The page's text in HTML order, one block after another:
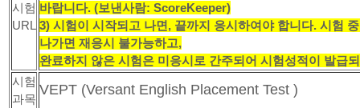
시험
URL
바랍니다. (보낸사람: ScoreKeeper)
3) 시험이 시작되고 나면, 끝까지 응시하여야 합니다. 시험
나가면 재응시 불가능하고,
완료하지 않은 시험은 미응시로 간주되어 시험성적이 발급
시험
과목
VEPT (Versant English Placement Test )